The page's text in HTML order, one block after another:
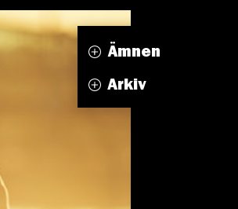
Ämnen
Arkiv